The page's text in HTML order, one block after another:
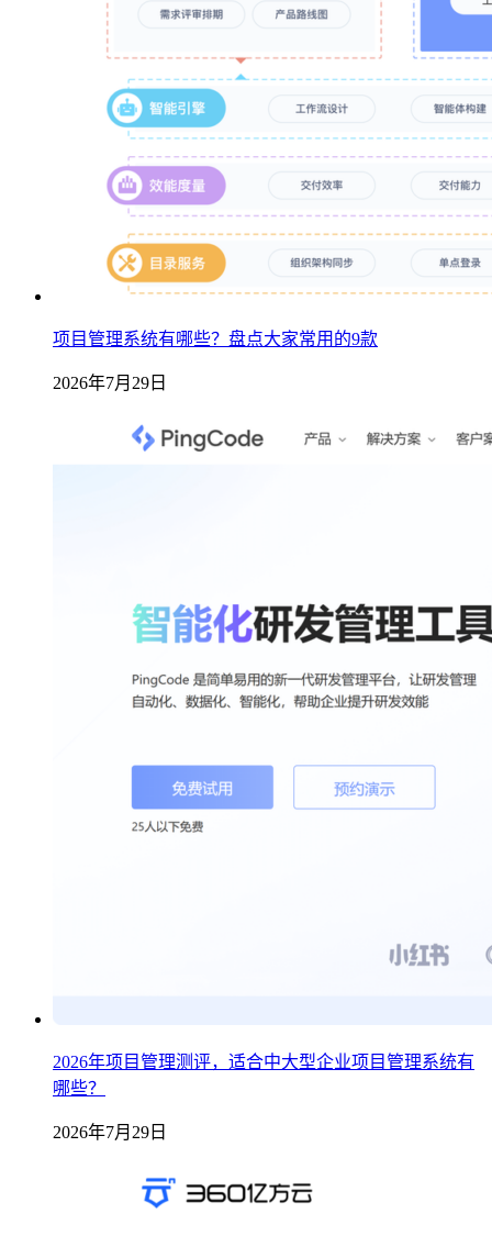
项目管理系统有哪些？盘点大家常用的9款
2026年7月29日
2026年项目管理测评，适合中大型企业项目管理系统有
哪些？
2026年7月29日